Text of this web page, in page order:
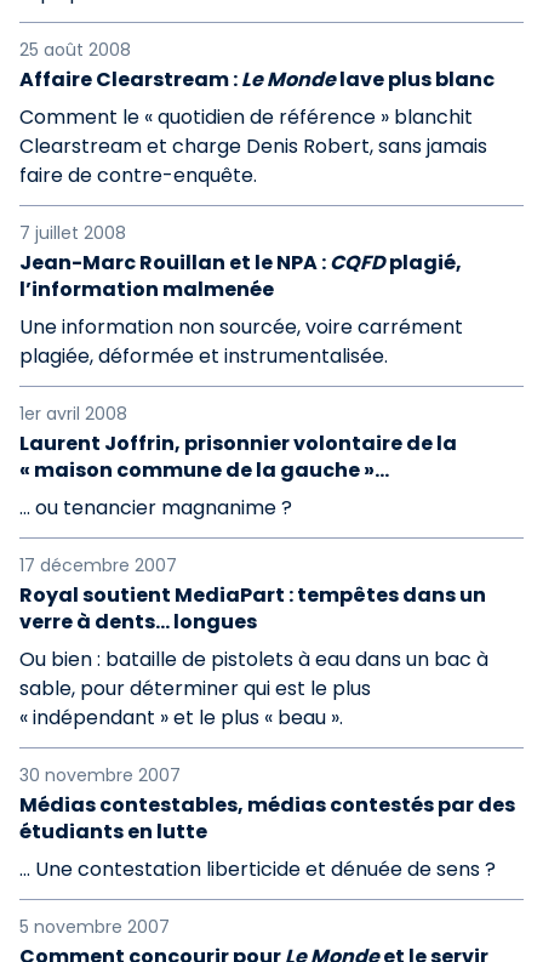
25 août 2008
Affaire Clearstream :Le Mondelave plus blanc
Comment le « quotidien de référence » blanchit
Clearstream et charge Denis Robert, sans jamais
faire de contre-enquête.
7 juillet 2008
Jean-Marc Rouillan et le NPA :CQFDplagié,
l’information malmenée
Une information non sourcée, voire carrément
plagiée, déformée et instrumentalisée.
1er avril 2008
Laurent Joffrin, prisonnier volontaire de la
« maison commune de la gauche »...
… ou tenancier magnanime ?
17 décembre 2007
Royal soutient MediaPart : tempêtes dans un
verre à dents… longues
Ou bien : bataille de pistolets à eau dans un bac à
sable, pour déterminer qui est le plus
« indépendant » et le plus « beau ».
30 novembre 2007
Médias contestables, médias contestés par des
étudiants en lutte
… Une contestation liberticide et dénuée de sens ?
5 novembre 2007